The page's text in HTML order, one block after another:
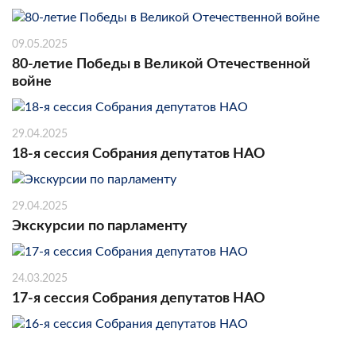
09.05.2025
80-летие Победы в Великой Отечественной
войне
29.04.2025
18-я сессия Собрания депутатов НАО
29.04.2025
Экскурсии по парламенту
24.03.2025
17-я сессия Собрания депутатов НАО